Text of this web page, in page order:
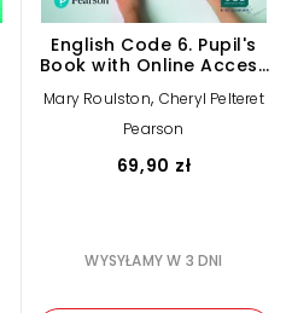
English Code 6. Pupil's
Book with Online Access
Mary Roulston, Cheryl Pelteret
Pearson
69,90 zł
WYSYŁAMY W 3 DNI